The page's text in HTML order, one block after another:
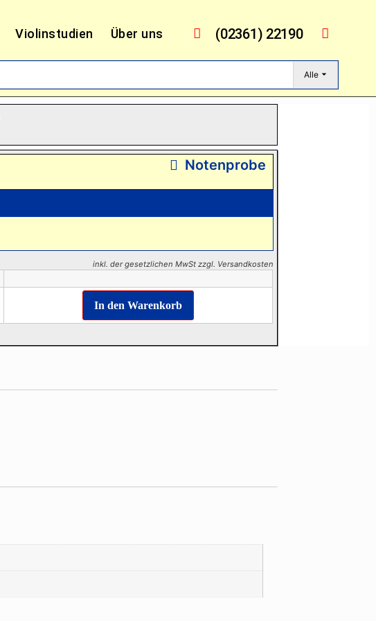
Violinstudien Über uns (02361) 22190
Alle
Notenprobe
inkl. der gesetzlichen MwSt zzgl. Versandkosten